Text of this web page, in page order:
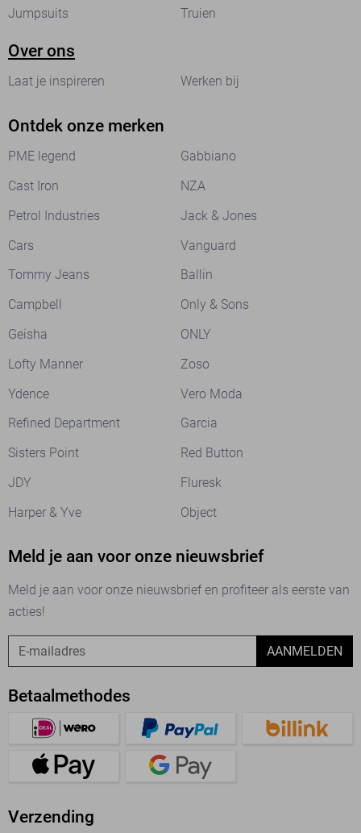
Jumpsuits
Truien
Over ons
Laat je inspireren Werken bij
Ontdek onze merken
PME legend
Gabbiano
Cast Iron
NZA
Petrol Industries
Jack & Jones
Cars
Vanguard
Tommy Jeans
Ballin
Campbell
Only & Sons
Geisha
ONLY
Lofty Manner
Zoso
Ydence
Vero Moda
Refined Department
Garcia
Sisters Point
Red Button
JDY
Fluresk
Harper & Yve
Object
Meld je aan voor onze nieuwsbrief
Meld je aan voor onze nieuwsbrief en profiteer als eerste van
acties!
AANMELDEN
Betaalmethodes
Verzending